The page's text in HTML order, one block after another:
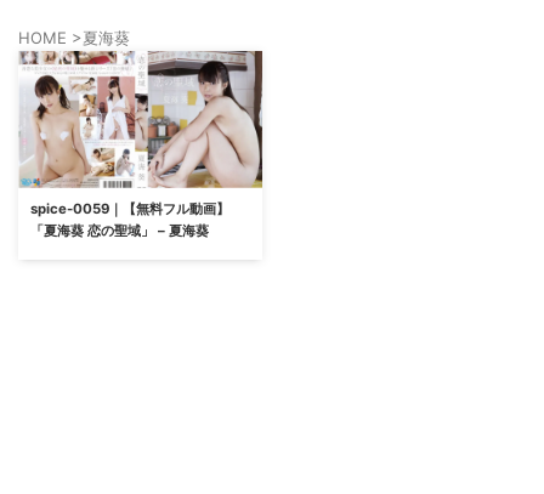
HOME >夏海葵
spice-0059｜【無料フル動画】
「夏海葵 恋の聖域」 – 夏海葵